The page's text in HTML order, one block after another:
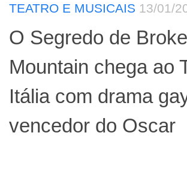
TEATRO E MUSICAIS 13/01/
O Segredo de
Mountain chega ao
Itália com drama
vencedor do Oscar